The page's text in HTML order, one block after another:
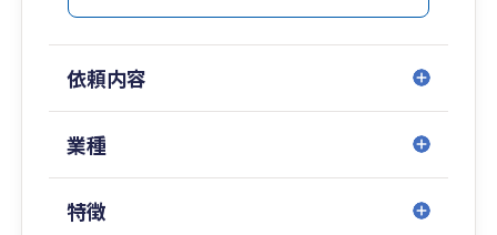
依頼内容
業種
特徴